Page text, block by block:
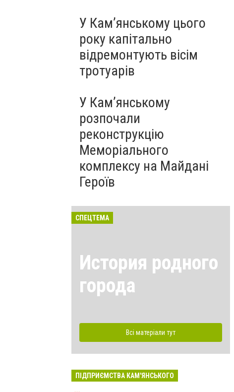
У Кам’янському цього
року капітально
відремонтують вісім
тротуарів
У Кам’янському
розпочали
реконструкцію
Меморіального
комплексу на Майдані
Героїв
СПЕЦТЕМА
История родного
города
Всі матеріали тут
ПІДПРИЄМСТВА КАМ'ЯНСЬКОГО